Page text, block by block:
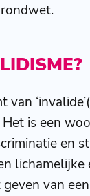
Het is een
en
van